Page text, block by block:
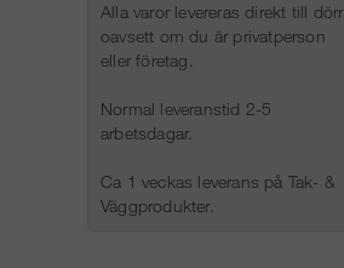
Alla varor levereras direkt till dörr
oavsett om du är privatperson
eller företag.
Normal leveranstid 2-5
arbetsdagar.
Ca 1 veckas leverans på Tak- &
Väggprodukter.